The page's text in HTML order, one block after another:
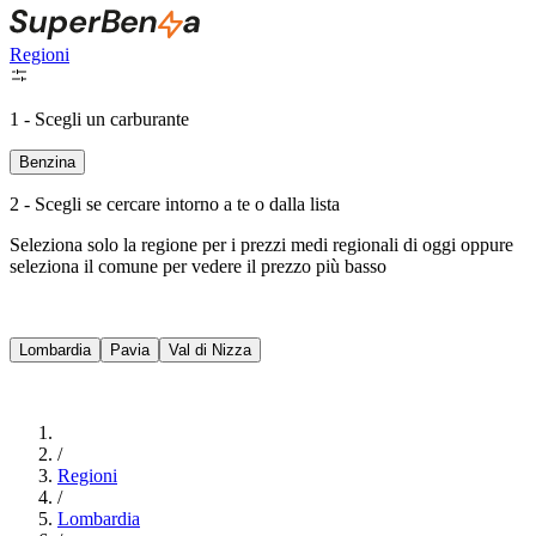
Regioni
1 - Scegli un carburante
Benzina
2 - Scegli se cercare intorno a te o dalla lista
Seleziona solo la regione per i prezzi medi regionali di oggi oppure
seleziona il comune per vedere il prezzo più basso
Lombardia Pavia Val di Nizza
/
Regioni
/
Lombardia